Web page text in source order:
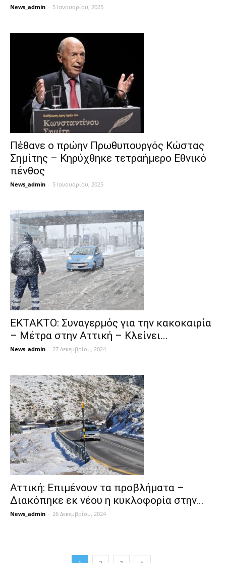
News_admin - 5 Ιανουαρίου, 2025
Πέθανε ο πρώην Πρωθυπουργός Κώστας
Σημίτης – Κηρύχθηκε τετραήμερο Εθνικό
πένθος
News_admin - 5 Ιανουαρίου, 2025
ΕΚΤΑΚΤΟ: Συναγερμός για την κακοκαιρία
– Μέτρα στην Αττική – Κλείνει...
News_admin - 27 Δεκεμβρίου, 2024
Αττική: Επιμένουν τα προβλήματα –
Διακόπηκε εκ νέου η κυκλοφορία στην...
News_admin - 26 Δεκεμβρίου, 2024